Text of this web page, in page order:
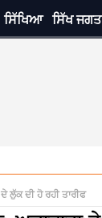
ਸਿੱਖਿਆ ਸਿੱਖ ਜਗਤ
ਲੁੱਕ ਦੀ ਹੋ ਰਹੀ ਤਾਰੀਫ